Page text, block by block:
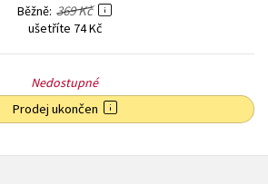
Běžně 369 Kč
ušetříte 74 Kč
Nedostupné
Prodej ukončen